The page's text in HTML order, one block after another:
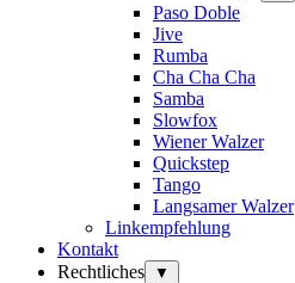
Paso Doble
Jive
Rumba
Cha Cha Cha
Samba
Slowfox
Wiener Walzer
Quickstep
Tango
Langsamer Walzer
Linkempfehlung
Kontakt
Rechtliches
▼